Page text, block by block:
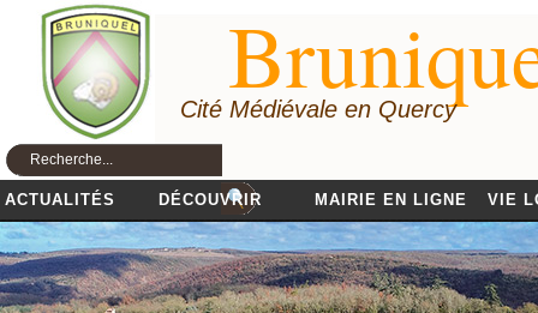
Cité Médiévale en Quercy
ACTUALITÉS DÉCOUVRIR MAIRIE EN LIGNE VIE